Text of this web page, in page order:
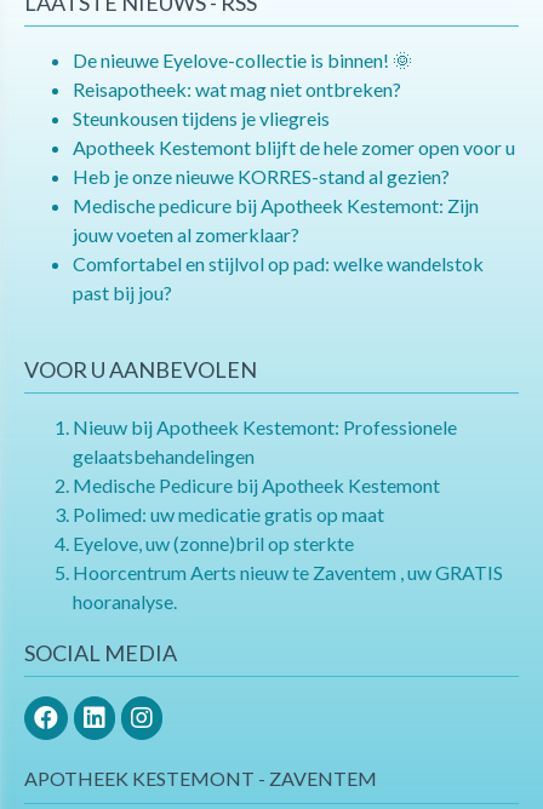
De nieuwe Eyelove-collectie is binnen! 🌞
Reisapotheek: wat mag niet ontbreken?
Steunkousen tijdens je vliegreis
Apotheek Kestemont blijft de hele zomer open voor u
Heb je onze nieuwe KORRES-stand al gezien?
Medische pedicure bij Apotheek Kestemont: Zijn
jouw voeten al zomerklaar?
Comfortabel en stijlvol op pad: welke wandelstok
past bij jou?
VOOR U AANBEVOLEN
Nieuw bij Apotheek Kestemont: Professionele
gelaatsbehandelingen
Medische Pedicure bij Apotheek Kestemont
Polimed: uw medicatie gratis op maat
Eyelove, uw (zonne)bril op sterkte
Hoorcentrum Aerts nieuw te Zaventem , uw GRATIS
hooranalyse.
SOCIAL MEDIA
APOTHEEK KESTEMONT - ZAVENTEM